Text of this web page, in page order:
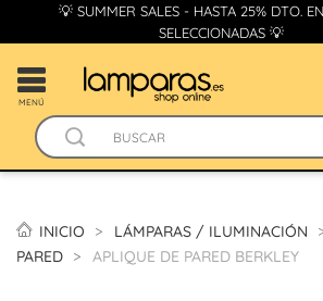
💡 SUMMER SALES - HASTA 25% DTO.
SELECCIONADAS 💡
MENÚ
INICIO LÁMPARAS / ILUMINACIÓN
PARED
APLIQUE DE PARED BERKLEY